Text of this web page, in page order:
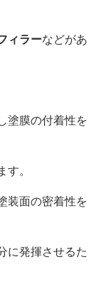
ィラーなどがあ
塗膜の付着性を
す。
装面の密着性を
に発揮させるた